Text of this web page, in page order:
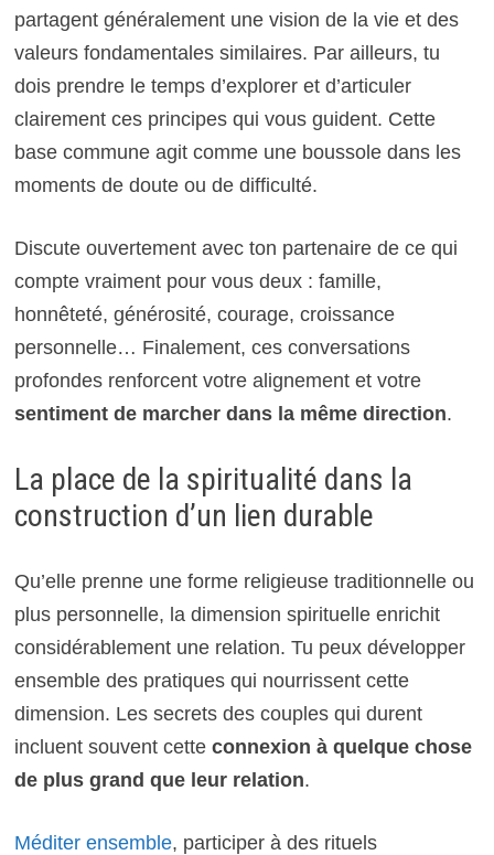
partagent généralement une vision de la vie et des
valeurs fondamentales similaires. Par ailleurs, tu
dois prendre le temps d’explorer et d’articuler
clairement ces principes qui vous guident. Cette
base commune agit comme une boussole dans les
moments de doute ou de difficulté.
Discute ouvertement avec ton partenaire de ce qui
compte vraiment pour vous deux : famille,
honnêteté, générosité, courage, croissance
personnelle… Finalement, ces conversations
profondes renforcent votre alignement et votre
sentiment de marcher dans la même direction.
La place de la spiritualité dans la
construction d’un lien durable
Qu’elle prenne une forme religieuse traditionnelle ou
plus personnelle, la dimension spirituelle enrichit
considérablement une relation. Tu peux développer
ensemble des pratiques qui nourrissent cette
dimension. Les secrets des couples qui durent
incluent souvent cette connexion à quelque chose
de plus grand que leur relation.
Méditer ensemble, participer à des rituels